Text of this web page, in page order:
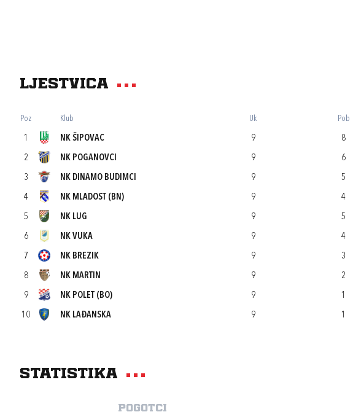
Ljestvica
Poz Klub Uk Pob
1 NK ŠIPOVAC 9 8
2 NK POGANOVCI 9 6
3 NK DINAMO BUDIMCI 9 5
4 NK MLADOST (BN) 9 4
5 NK LUG 9 5
6 NK VUKA 9 4
7 NK BREZIK 9 3
8 NK MARTIN 9 2
9 NK POLET (BO) 9 1
10 NK LAĐANSKA 9 1
Statistika
Pogotci